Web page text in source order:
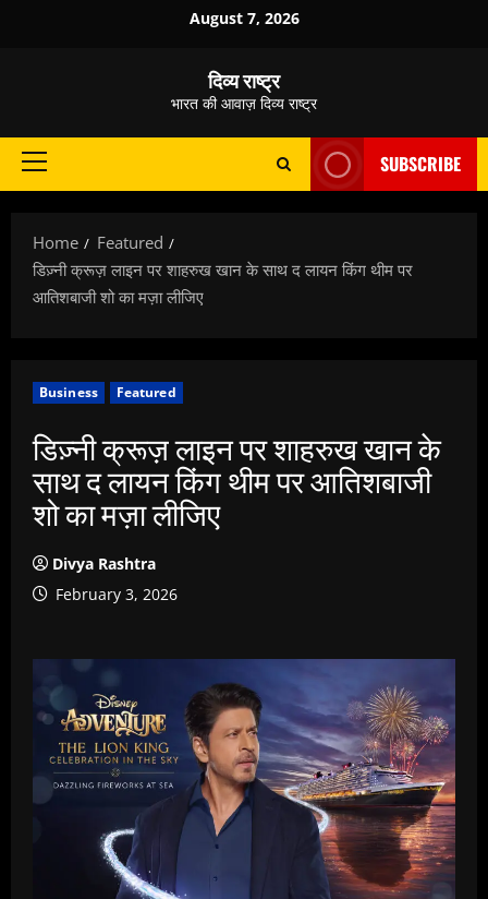
August 7, 2026
दिव्य राष्ट्र
भारत की आवाज़ दिव्य राष्ट्र
Primary
SUBSCRIBE
Home
Featured
डिज़्नी क्रूज़ लाइन पर शाहरुख खान के साथ द लायन किंग थीम पर
आतिशबाजी शो का मज़ा लीजिए
Business Featured
डिज़्नी क्रूज़ लाइन पर शाहरुख खान के
साथ द लायन किंग थीम पर आतिशबाजी
शो का मज़ा लीजिए
Divya Rashtra
February 3, 2026